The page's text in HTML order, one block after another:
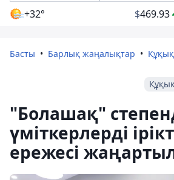
+32° $469.93
Басты Барлық жаңалықтар
"Болашақ"
үміткерлерді
ережесі